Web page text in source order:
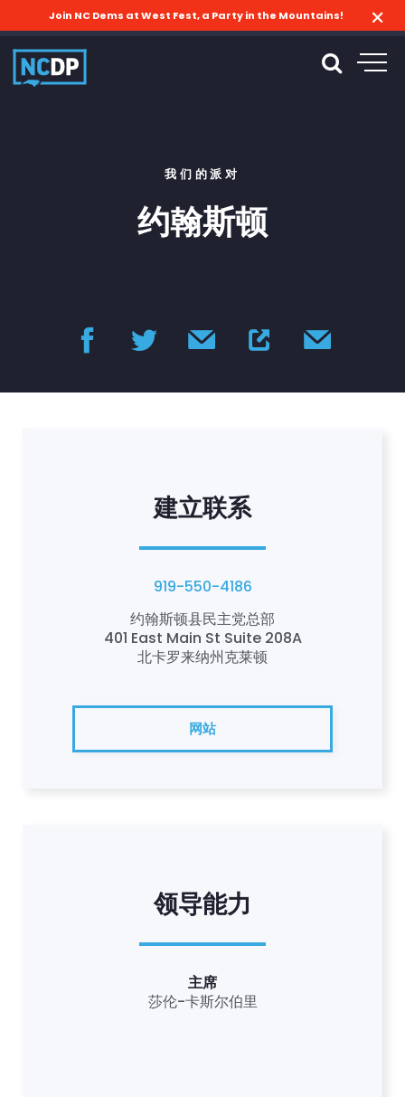
Join NC Dems at West Fest, a Party in the Mountains!
我们的派对
约翰斯顿
建立联系
919-550-4186
约翰斯顿县民主党总部
401 East Main St Suite 208A
北卡罗来纳州克莱顿
网站
领导能力
主席
莎伦-卡斯尔伯里